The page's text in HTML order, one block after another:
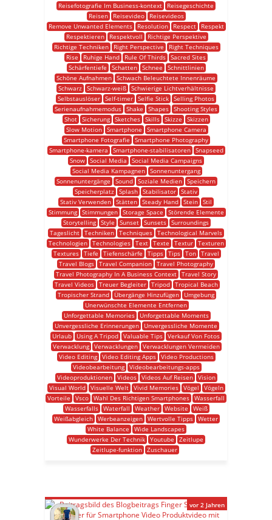
Reisefotografie Im Business-kontext
Reisegeschichte
Reisen
Reisevideo
Reisevideos
Remove Unwanted Elements
Resolution Respect
Respekt
Respektieren
Respektvoll
Richtige Perspektive
Richtige Techniken
Right Perspective
Right Techniques
Rise
Ruhige Hand Rule Of Thirds Sacred Sites
Schärfentiefe
Schatten Schnee
Schnittlinien
Schöne Aufnahmen Schwach Beleuchtete Innenräume
Schwarz Schwarz-weiß Schwierige Lichtverhältnisse
Selbstauslöser Self-timer Selfie Stick Selling Photos
Serienaufnahmemodus Shake Shapes Shooting Styles
Shot
Sicherung Sketches Skills Skizze
Skizzen
Slow Motion
Smartphone
Smartphone Camera
Smartphone Fotografie
Smartphone Photography
Smartphone-kamera
Smartphone-stabilisatoren
Snapseed
Snow Social Media
Social Media Campaigns
Social Media Kampagnen
Sonnenuntergang
Sonnenuntergänge
Sound Soziale Medien Speichern
Speicherplatz Splash Stabilisator Stativ
Stativ Verwenden Stätten Steady Hand Stein Stil
Stimmung
Stimmungen Storage Space
Störende Elemente
Storytelling Style Sunset Sunsets Surroundings
Tageslicht Techniken Techniques Technological Marvels
Technologien
Technologies Text Texte Textur
Texturen
Textures
Tiefe Tiefenschärfe Tipps Tips Ton
Travel
Travel Blogs Travel Companion Travel Photography
Travel Photography In A Business Context Travel Story
Travel Videos
Treuer Begleiter Tripod
Tropical Beach
Tropischer Strand
Übergänge Hinzufügen
Umgebung
Unerwünschte Elemente Entfernen
Unforgettable Memories
Unforgettable Moments
Unvergessliche Erinnerungen
Unvergessliche Momente
Urlaub
Using A Tripod Valuable Tips Verkauf Von Fotos
Verwacklung
Verwacklungen
Verwacklungen Vermeiden
Video Editing
Video Editing Apps
Video Productions
Videobearbeitung
Videobearbeitungs-apps
Videoproduktionen
Videos Videos Auf Reisen
Vision
Visual World
Visuelle Welt Vivid Memories Vögel
Vögeln
Vorteile
Vsco Wahl Des Richtigen Smartphones Wasserfall
Wasserfalls
Waterfall Weather Website
Weiß
Weißabgleich Werbeanzeigen Wertvolle Tipps Wetter
White Balance
Wide Landscapes
Wunderwerke Der Technik Youtube
Zeitlupe
Zeitlupe-funktion
Zuschauer
vor 2 Jahren